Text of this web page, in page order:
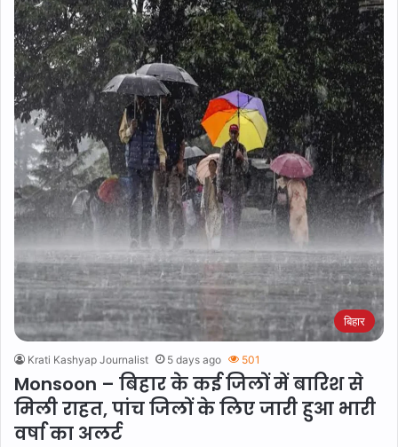
बिहार
Krati Kashyap Journalist 5 days ago 501
Monsoon – बिहार के कई जिलों में बारिश से
मिली राहत, पांच जिलों के लिए जारी हुआ भारी
वर्षा का अलर्ट